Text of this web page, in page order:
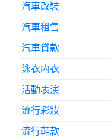
汽車改裝
汽車租售
汽車貸款
泳衣内衣
活動表演
流行彩妝
流行鞋款